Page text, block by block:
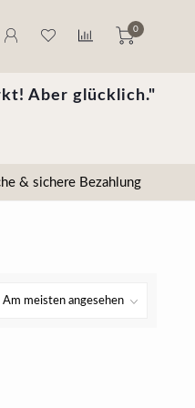
0
Aber glücklich."
& sichere Bezahlung